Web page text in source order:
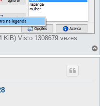
KiB) Visto 1308679 vezes